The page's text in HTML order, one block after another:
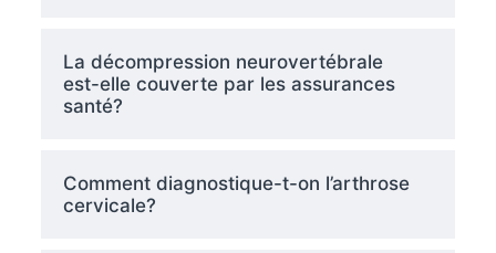
La décompression neurovertébrale
est-elle couverte par les assurances
santé?
Comment diagnostique-t-on l’arthrose
cervicale?